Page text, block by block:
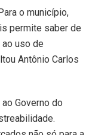
o município,
permite saber de
uso de
Antônio Carlos
Governo do